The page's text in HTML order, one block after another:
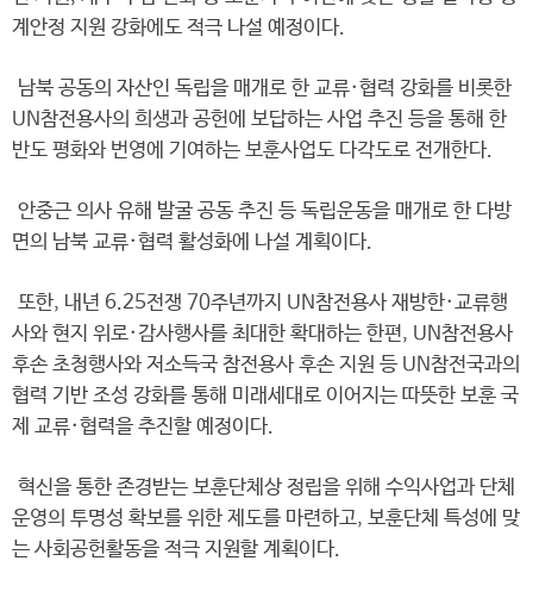
계안정 지원 강화에도 적극 나설 예정이다.
남북 공동의 자산인 독립을 매개로 한 교류·협력 강화를 비롯한
UN참전용사의 희생과 공헌에 보답하는 사업 추진 등을 통해 한
반도 평화와 번영에 기여하는 보훈사업도 다각도로 전개한다.
안중근 의사 유해 발굴 공동 추진 등 독립운동을 매개로 한 다방
면의 남북 교류·협력 활성화에 나설 계획이다.
또한, 내년 6.25전쟁 70주년까지 UN참전용사 재방한·교류행
사와 현지 위로·감사행사를 최대한 확대하는 한편, UN참전용사
후손 초청행사와 저소득국 참전용사 후손 지원 등 UN참전국과의
협력 기반 조성 강화를 통해 미래세대로 이어지는 따뜻한 보훈 국
제 교류·협력을 추진할 예정이다.
혁신을 통한 존경받는 보훈단체상 정립을 위해 수익사업과 단체
운영의 투명성 확보를 위한 제도를 마련하고, 보훈단체 특성에 맞
는 사회공헌활동을 적극 지원할 계획이다.